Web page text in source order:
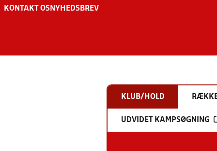
KONTAKT OS NYHEDSBREV
KLUB/HOLD
UDVIDET KAMPSØGNING